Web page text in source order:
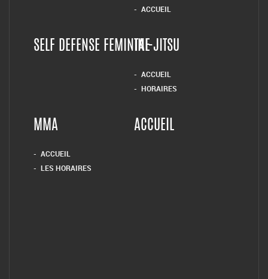
ACCUEIL
SELF DEFENSE FEMININETAI-JITSU
ACCUEIL
HORAIRES
MMA
ACCUEIL
LES HORAIRES
ACCUEIL